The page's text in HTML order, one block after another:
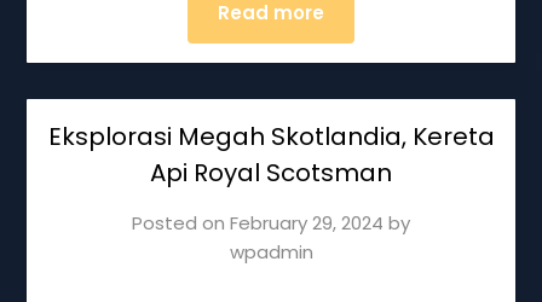
Read more
Eksplorasi Megah Skotlandia, Kereta
Api Royal Scotsman
Posted on February 29, 2024 by
wpadmin